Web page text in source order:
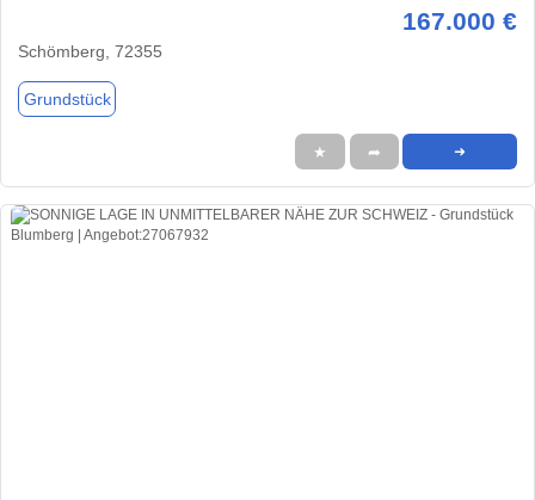
167.000 €
Schömberg, 72355
Grundstück
★ ➦ ➜